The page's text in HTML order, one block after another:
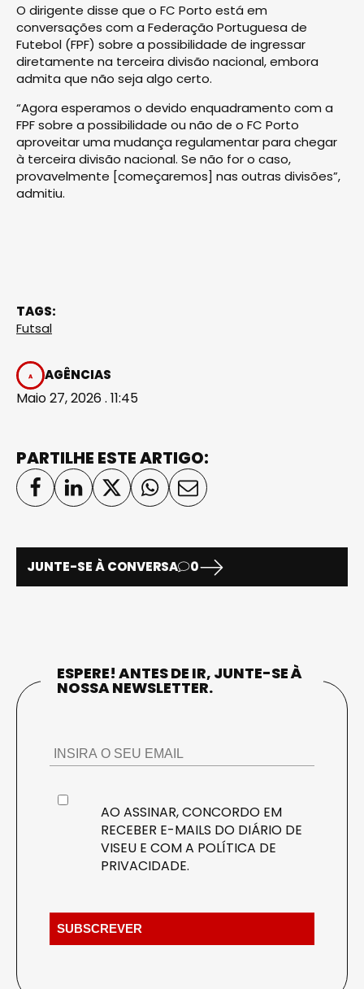
O dirigente disse que o FC Porto está em
conversações com a Federação Portuguesa de
Futebol (FPF) sobre a possibilidade de ingressar
diretamente na terceira divisão nacional, embora
admita que não seja algo certo.
“Agora esperamos o devido enquadramento com a
FPF sobre a possibilidade ou não de o FC Porto
aproveitar uma mudança regulamentar para chegar
à terceira divisão nacional. Se não for o caso,
provavelmente [começaremos] nas outras divisões”,
admitiu.
TAGS:
Futsal
AGÊNCIAS
Maio 27, 2026 . 11:45
PARTILHE ESTE ARTIGO:
JUNTE-SE À CONVERSA 0
ESPERE! ANTES DE IR, JUNTE-SE À
NOSSA NEWSLETTER.
AO ASSINAR, CONCORDO EM
RECEBER E-MAILS DO DIÁRIO DE
VISEU E COM A POLÍTICA DE
PRIVACIDADE.